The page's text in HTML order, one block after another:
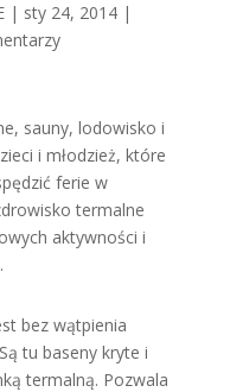
| sty 24, 2014|
sauny, lodowisko i
i młodzież, które
ferie w
termalne
aktywności i
bez wątpienia
tu baseny kryte i
termalną. Pozwala